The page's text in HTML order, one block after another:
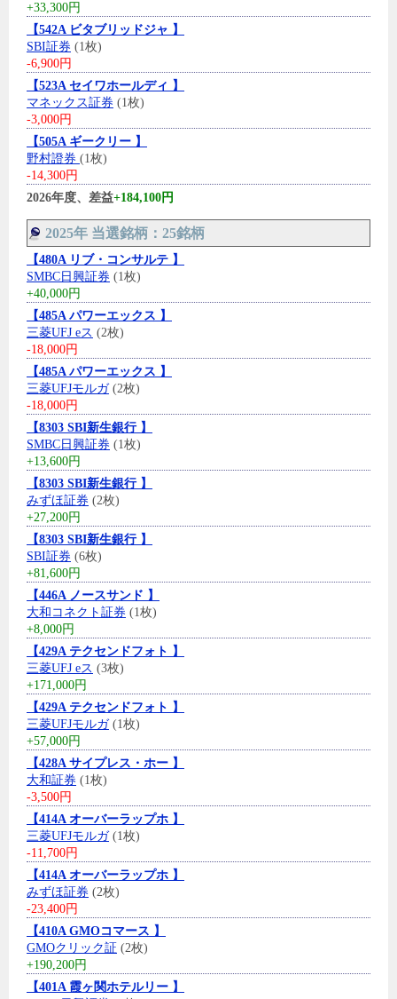
+33,300円
【542A ビタブリッドジャ 】
SBI証券 (1枚)
-6,900円
【523A セイワホールディ 】
マネックス証券 (1枚)
-3,000円
【505A ギークリー 】
野村證券 (1枚)
-14,300円
2026年度、差益+184,100円
2025年 当選銘柄：25銘柄
【480A リブ・コンサルテ 】
SMBC日興証券 (1枚)
+40,000円
【485A パワーエックス 】
三菱UFJ eス (2枚)
-18,000円
【485A パワーエックス 】
三菱UFJモルガ(2枚)
-18,000円
【8303 SBI新生銀行 】
SMBC日興証券 (1枚)
+13,600円
【8303 SBI新生銀行 】
みずほ証券 (2枚)
+27,200円
【8303 SBI新生銀行 】
SBI証券 (6枚)
+81,600円
【446A ノースサンド 】
大和コネクト証券 (1枚)
+8,000円
【429A テクセンドフォト 】
三菱UFJ eス (3枚)
+171,000円
【429A テクセンドフォト 】
三菱UFJモルガ(1枚)
+57,000円
【428A サイプレス・ホー 】
大和証券 (1枚)
-3,500円
【414A オーバーラップホ 】
三菱UFJモルガ(1枚)
-11,700円
【414A オーバーラップホ 】
みずほ証券 (2枚)
-23,400円
【410A GMOコマース 】
GMOクリック証 (2枚)
+190,200円
【401A 霞ヶ関ホテルリー 】